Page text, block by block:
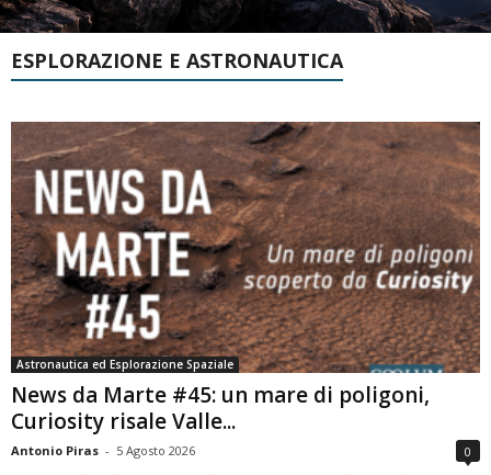
ESPLORAZIONE E ASTRONAUTICA
Astronautica ed Esplorazione Spaziale
News da Marte #45: un mare di poligoni,
Curiosity risale Valle...
Antonio Piras - 5 Agosto 2026 0